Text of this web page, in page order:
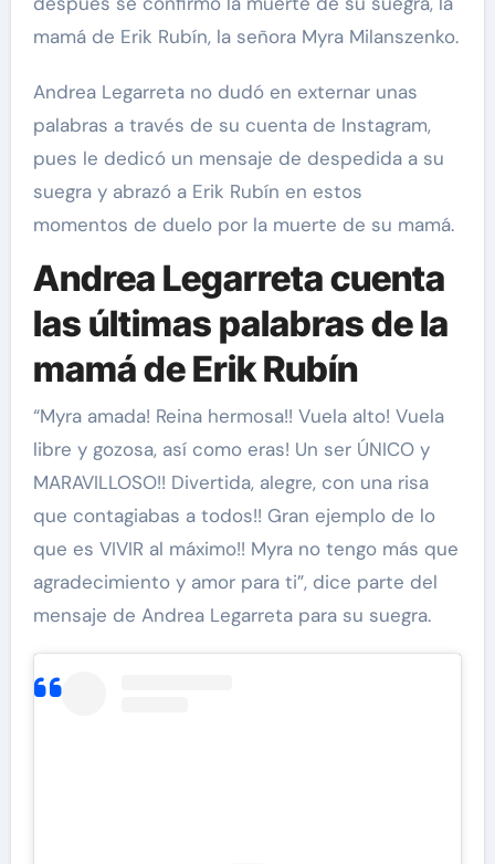
mamá de Erik Rubín, la señora Myra Milanszenko.
Andrea Legarreta no dudó en externar unas
palabras a través de su cuenta de Instagram,
pues le dedicó un mensaje de despedida a su
suegra y abrazó a Erik Rubín en estos
momentos de duelo por la muerte de su mamá.
Andrea Legarreta cuenta
las últimas palabras de la
mamá de Erik Rubín
“Myra amada! Reina hermosa!! Vuela alto! Vuela
libre y gozosa, así como eras! Un ser ÚNICO y
MARAVILLOSO!! Divertida, alegre, con una risa
que contagiabas a todos!! Gran ejemplo de lo
que es VIVIR al máximo!! Myra no tengo más que
agradecimiento y amor para ti”, dice parte del
mensaje de Andrea Legarreta para su suegra.